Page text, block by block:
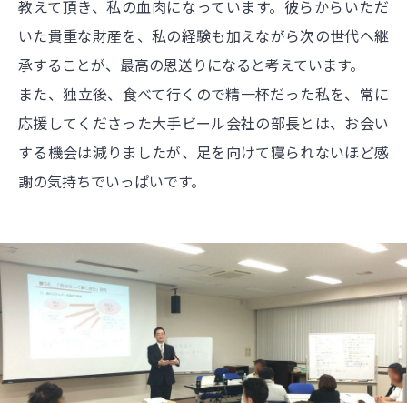
教えて頂き、私の血肉になっています。彼らからいただ
いた貴重な財産を、私の経験も加えながら次の世代へ継
承することが、最高の恩送りになると考えています。
また、独立後、食べて行くので精一杯だった私を、常に
応援してくださった大手ビール会社の部長とは、お会い
する機会は減りましたが、足を向けて寝られないほど感
謝の気持ちでいっぱいです。